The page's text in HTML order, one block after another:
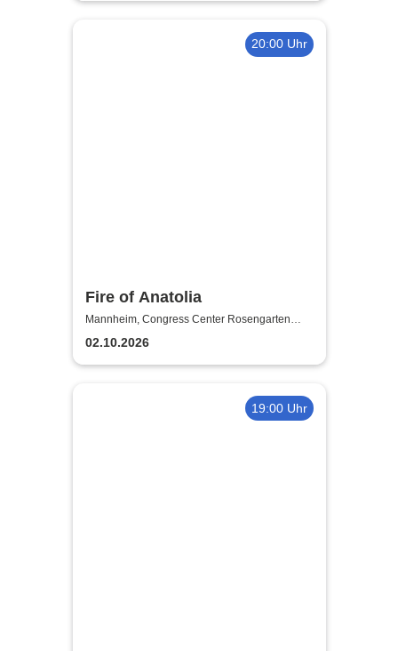
20:00 Uhr
Fire of Anatolia
Mannheim, Congress Center Rosengarten
Mannheim
02.10.2026
19:00 Uhr